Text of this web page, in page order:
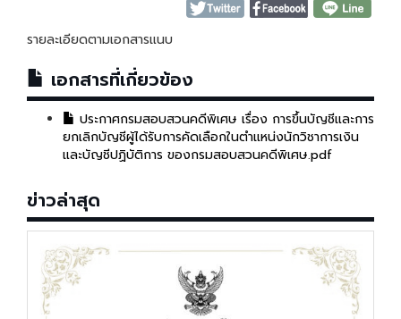
รายละเอียดตามเอกสารแนบ
เอกสารที่เกี่ยวข้อง
ประกาศกรมสอบสวนคดีพิเศษ เรื่อง การขึ้นบัญชีและการ
ยกเลิกบัญชีผู้ได้รับการคัดเลือกในตำแหน่งนักวิชาการเงิน
และบัญชีปฏิบัติการ ของกรมสอบสวนคดีพิเศษ.pdf
ข่าวล่าสุด